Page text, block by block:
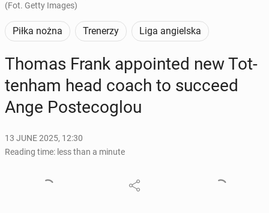
(Fot. Getty Images)
Piłka nożna Trenerzy Liga angielska
Thomas Frank ap­point­ed new Tot­
ten­ham head coach to succeed
Ange Postecoglou
13 JUNE 2025, 12:30
Reading time: less than a minute